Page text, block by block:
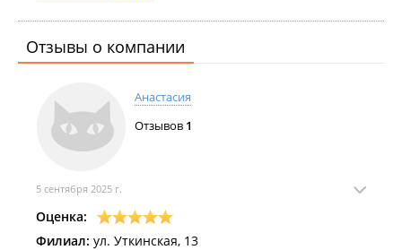
Отзывы о компании
Анастасия
Отзывов 1
5 сентября 2025 г.
Оценка:
Филиал: ул. Уткинская, 13